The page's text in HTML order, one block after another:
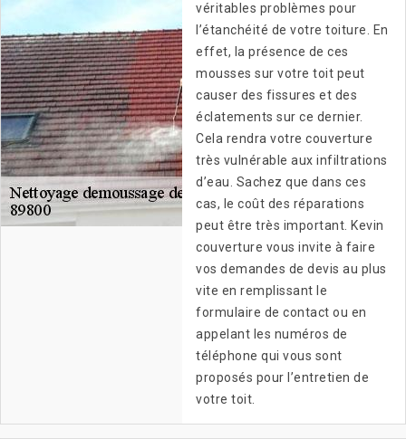
véritables problèmes pour
l’étanchéité de votre toiture. En
effet, la présence de ces
mousses sur votre toit peut
causer des fissures et des
éclatements sur ce dernier.
Cela rendra votre couverture
très vulnérable aux infiltrations
d’eau. Sachez que dans ces
cas, le coût des réparations
peut être très important. Kevin
couverture vous invite à faire
vos demandes de devis au plus
vite en remplissant le
formulaire de contact ou en
appelant les numéros de
téléphone qui vous sont
proposés pour l’entretien de
votre toit.